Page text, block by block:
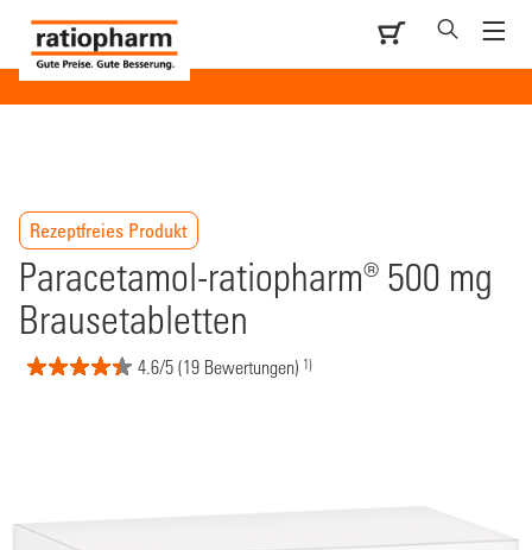
Rezeptfreies Produkt
Paracetamol-ratiopharm® 500 mg
Brausetabletten
4.6/5 (19 Bewertungen) 1)